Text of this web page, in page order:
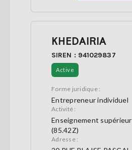
KHEDAIRIA
SIREN : 941029837
Active
Forme juridique :
Entrepreneur individuel
Activité :
Enseignement supérieur
(85.42Z)
Adresse :